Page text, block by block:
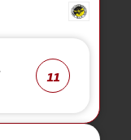
11